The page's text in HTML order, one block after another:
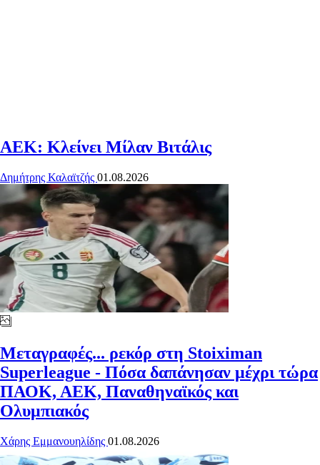
ΑΕΚ: Κλείνει Μίλαν Βιτάλις
Δημήτρης Καλαϊτζής 01.08.2026
Μεταγραφές... ρεκόρ στη Stoiximan
Superleague - Πόσα δαπάνησαν μέχρι τώρα
ΠΑΟΚ, ΑΕΚ, Παναθηναϊκός και
Ολυμπιακός
Χάρης Εμμανουηλίδης 01.08.2026